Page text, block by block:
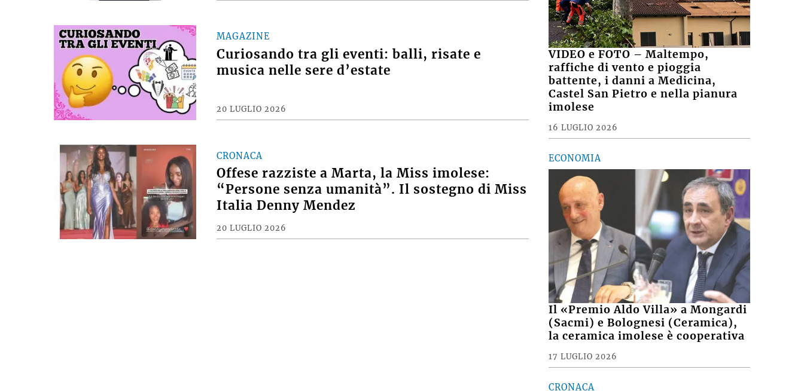
MAGAZINE
Curiosando tra gli eventi: balli, risate e
musica nelle sere d’estate
20 LUGLIO 2026
CRONACA
Offese razziste a Marta, la Miss imolese:
“Persone senza umanità”. Il sostegno di Miss
Italia Denny Mendez
20 LUGLIO 2026
VIDEO e FOTO – Maltempo,
raffiche di vento e pioggia
battente, i danni a Medicina,
Castel San Pietro e nella pianura
imolese
16 LUGLIO 2026
ECONOMIA
Il «Premio Aldo Villa» a Mongardi
(Sacmi) e Bolognesi (Ceramica),
la ceramica imolese è cooperativa
17 LUGLIO 2026
CRONACA